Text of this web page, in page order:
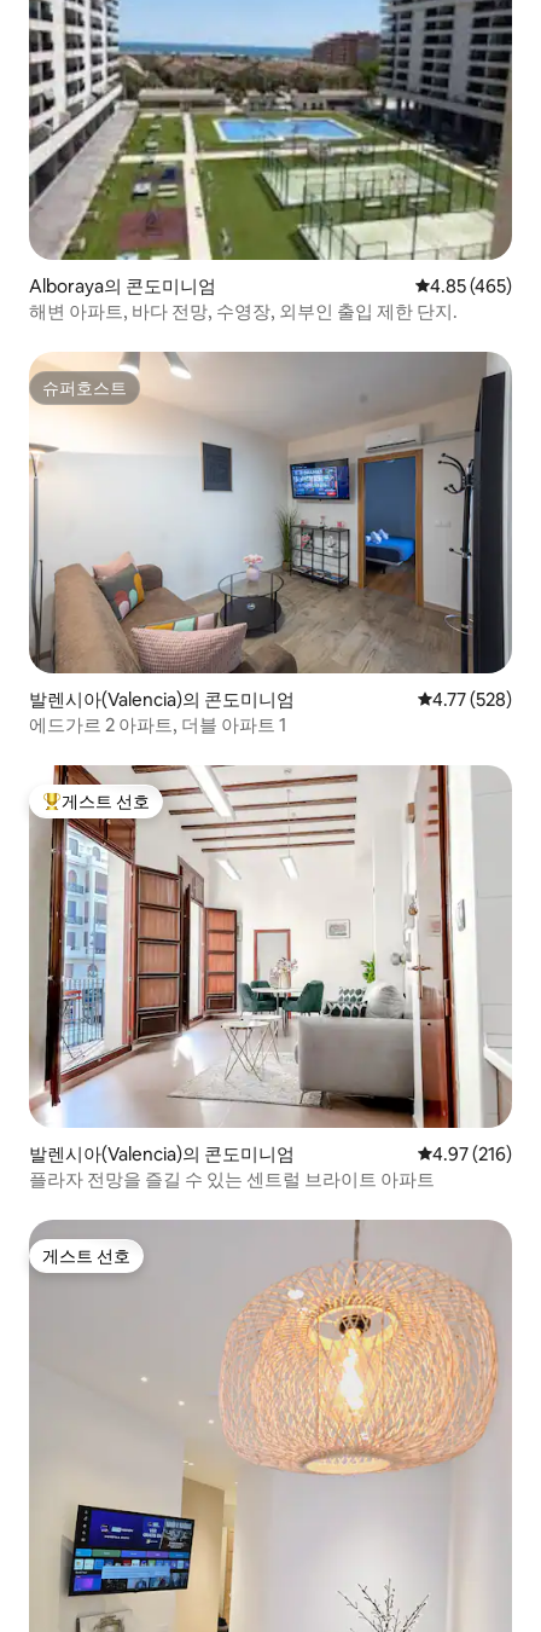
Alboraya의 콘도미니엄 평점 4.85점(5
4.85 (465)
해변 아파트, 바다 전망, 수영장, 외부인 출입 제한 단지.
슈퍼호스트
슈퍼호스트
발렌시아(Valencia)의 콘도미니엄 평점 4.77점(5
4.77 (528)
에드가르 2 아파트, 더블 아파트 1
상위 게스트 선호
게스트 선호
발렌시아(Valencia)의 콘도미니엄 평점 4.97점(5
4.97 (216)
플라자 전망을 즐길 수 있는 센트럴 브라이트 아파트
게스트 선호
게스트 선호